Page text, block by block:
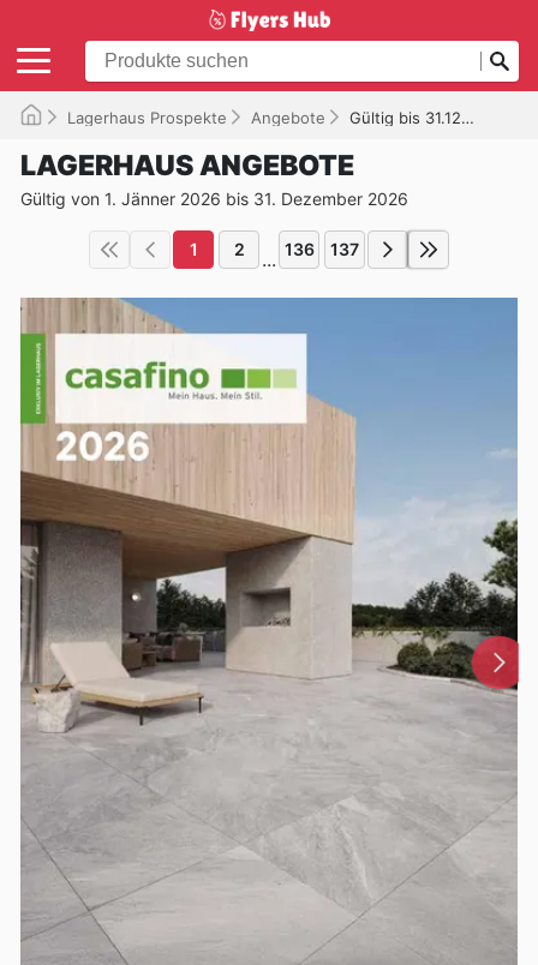
Lagerhaus Prospekte Angebote Gültig bis 31.12.2026
LAGERHAUS ANGEBOTE
Gültig von 1. Jänner 2026 bis 31. Dezember 2026
1 2 ... 136 137